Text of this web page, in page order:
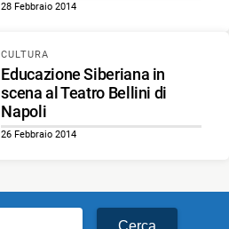
28 Febbraio 2014
CULTURA
Educazione Siberiana in
scena al Teatro Bellini di
Napoli
26 Febbraio 2014